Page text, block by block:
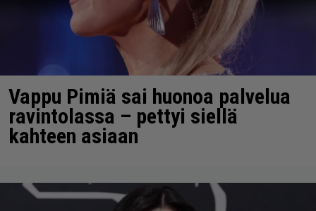
Vappu Pimiä sai huonoa palvelua
ravintolassa – pettyi siellä
kahteen asiaan